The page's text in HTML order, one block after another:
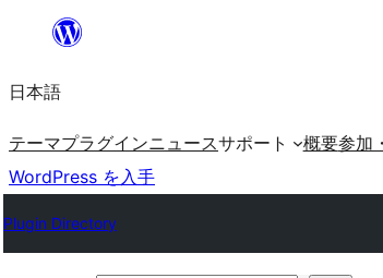
を
ッ
プ
日本語
テーマプラグインニュースサポート 概要参加
WordPress を入手
Plugin Directory